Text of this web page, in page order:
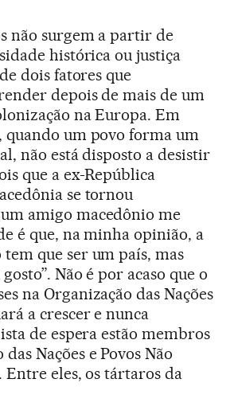
não surgem a partir de
histórica ou justiça
dois fatores que
depois de mais de um
na Europa. Em
um povo forma um
não está disposto a desistir
que a ex-República
se tornou
amigo macedônio me
é que, na minha opinião, a
que ser um país, mas
Não é por acaso que o
na Organização das Nações
a crescer e nunca
de espera estão membros
Nações e Povos Não
Entre eles, os tártaros da